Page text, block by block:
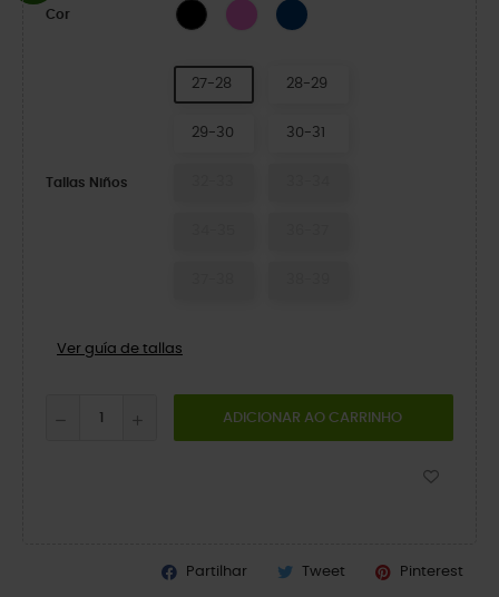
Cor Preto/BrancoRosa elétrico/branco
Marinha/Branco
Tallas Niños
27-28 28-29
29-30 30-31
Ver guía de tallas
ADICIONAR AO CARRINHO
Partilhar Tweet Pinterest